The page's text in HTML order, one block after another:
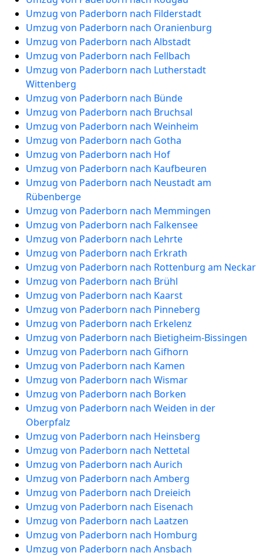
Umzug von Paderborn nach Filderstadt
Umzug von Paderborn nach Oranienburg
Umzug von Paderborn nach Albstadt
Umzug von Paderborn nach Fellbach
Umzug von Paderborn nach Lutherstadt
Wittenberg
Umzug von Paderborn nach Bünde
Umzug von Paderborn nach Bruchsal
Umzug von Paderborn nach Weinheim
Umzug von Paderborn nach Gotha
Umzug von Paderborn nach Hof
Umzug von Paderborn nach Kaufbeuren
Umzug von Paderborn nach Neustadt am
Rübenberge
Umzug von Paderborn nach Memmingen
Umzug von Paderborn nach Falkensee
Umzug von Paderborn nach Lehrte
Umzug von Paderborn nach Erkrath
Umzug von Paderborn nach Rottenburg am Neckar
Umzug von Paderborn nach Brühl
Umzug von Paderborn nach Kaarst
Umzug von Paderborn nach Pinneberg
Umzug von Paderborn nach Erkelenz
Umzug von Paderborn nach Bietigheim-Bissingen
Umzug von Paderborn nach Gifhorn
Umzug von Paderborn nach Kamen
Umzug von Paderborn nach Wismar
Umzug von Paderborn nach Borken
Umzug von Paderborn nach Weiden in der
Oberpfalz
Umzug von Paderborn nach Heinsberg
Umzug von Paderborn nach Nettetal
Umzug von Paderborn nach Aurich
Umzug von Paderborn nach Amberg
Umzug von Paderborn nach Dreieich
Umzug von Paderborn nach Eisenach
Umzug von Paderborn nach Laatzen
Umzug von Paderborn nach Homburg
Umzug von Paderborn nach Ansbach